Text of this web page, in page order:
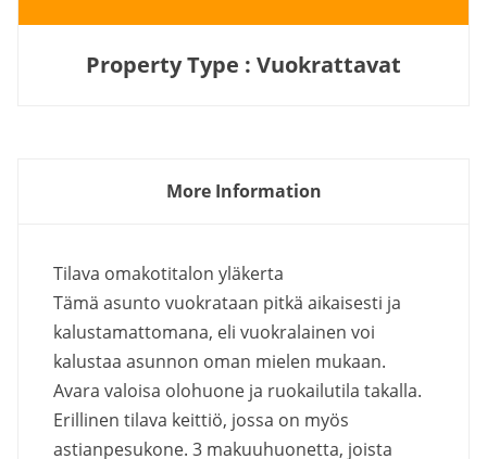
Property Type : Vuokrattavat
More Information
Tilava omakotitalon yläkerta
Tämä asunto vuokrataan pitkä aikaisesti ja
kalustamattomana, eli vuokralainen voi
kalustaa asunnon oman mielen mukaan.
Avara valoisa olohuone ja ruokailutila takalla.
Erillinen tilava keittiö, jossa on myös
astianpesukone. 3 makuuhuonetta, joista